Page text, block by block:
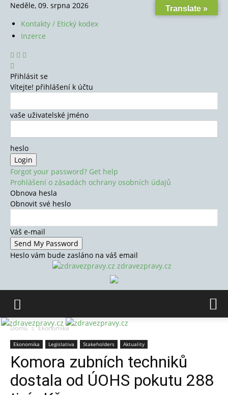
Neděle, 09. srpna 2026
Kontakty / Etický kodex
Inzerce
Přihlásit se
Vítejte! přihlášení k účtu
vaše uživatelské jméno
heslo
Forgot your password? Get help
Prohlášení o zásadách ochrany osobních údajů
Obnova hesla
Obnovit své heslo
Váš e-mail
Heslo vám bude zasláno na váš email
zdravezpravy.cz
Domů Ekonomika
Ekonomika Legislativa Stakeholders Aktuality
Komora zubních techniků
dostala od ÚOHS pokutu 288
Translate »